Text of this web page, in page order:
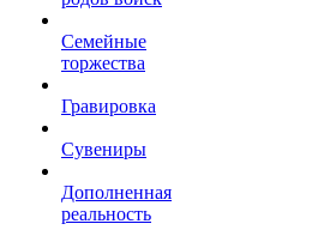
Семейные
торжества
Гравировка
Сувениры
Дополненная
реальность